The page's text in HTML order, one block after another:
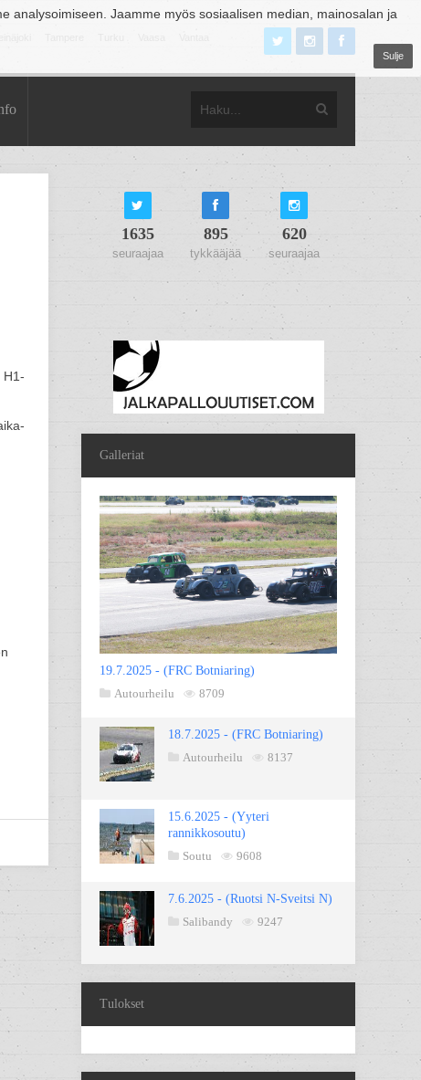
analysoimiseen. Jaamme myös sosiaalisen median, mainosalan ja
Sulje
H1-
1635
seuraajaa
895
tykkääjää
620
seuraajaa
Galleriat
19.7.2025 - (FRC Botniaring)
Autourheilu
8709
18.7.2025 - (FRC Botniaring)
Autourheilu
8137
15.6.2025 - (Yyteri
rannikkosoutu)
Soutu
9608
7.6.2025 - (Ruotsi N-Sveitsi N)
Salibandy
9247
Tulokset